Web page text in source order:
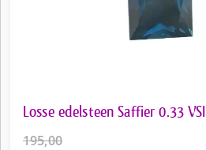
Losse edelsteen Saffier 0.33 VSI
195,00